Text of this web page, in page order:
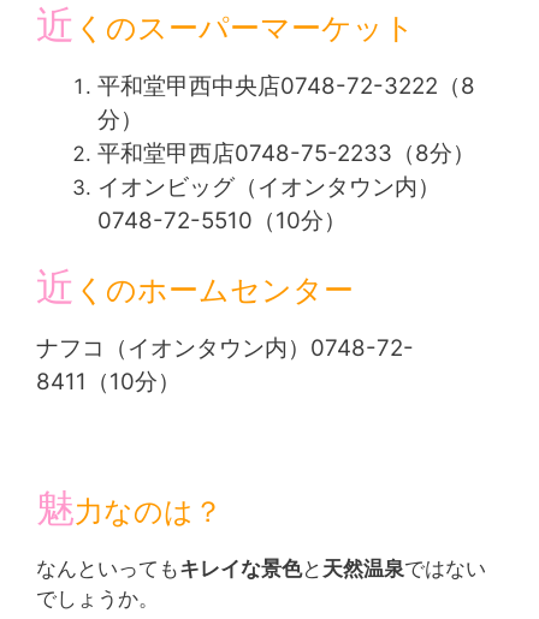
近 くのスーパーマーケット
平和堂甲西中央店0748-72-3222（8
分）
平和堂甲西店0748-75-2233（8分）
イオンビッグ（イオンタウン内）
0748-72-5510（10分）
近 くのホームセンター
ナフコ（イオンタウン内）0748-72-
8411（10分）
魅力なのは？
なんといってもキレイな景色と 天然温泉ではない
でしょうか。